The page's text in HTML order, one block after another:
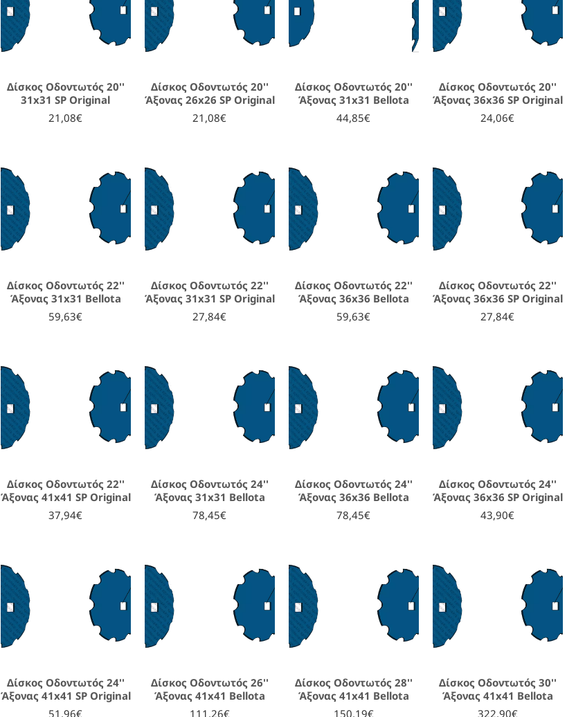
Δίσκος Οδοντωτός 20''
31x31 SP Original
21,08€
Δίσκος Οδοντωτός 20''
Άξονας 26x26 SP Original
21,08€
Δίσκος Οδοντωτός 20''
Άξονας 31x31 Bellota
44,85€
Δίσκος Οδοντωτός 20''
Άξονας 36x36 SP Original
24,06€
Δίσκος Οδοντωτός 22''
Άξονας 31x31 Bellota
59,63€
Δίσκος Οδοντωτός 22''
Άξονας 31x31 SP Original
27,84€
Δίσκος Οδοντωτός 22''
Άξονας 36x36 Bellota
59,63€
Δίσκος Οδοντωτός 22''
Άξονας 36x36 SP Original
27,84€
Δίσκος Οδοντωτός 22''
Άξονας 41x41 SP Original
37,94€
Δίσκος Οδοντωτός 24''
Άξονας 31x31 Bellota
78,45€
Δίσκος Οδοντωτός 24''
Άξονας 36x36 Bellota
78,45€
Δίσκος Οδοντωτός 24''
Άξονας 36x36 SP Original
43,90€
Δίσκος Οδοντωτός 24''
Άξονας 41x41 SP Original
51,96€
Δίσκος Οδοντωτός 26''
Άξονας 41x41 Bellota
111,26€
Δίσκος Οδοντωτός 28''
Άξονας 41x41 Bellota
150,19€
Δίσκος Οδοντωτός 30''
Άξονας 41x41 Bellota
322,90€